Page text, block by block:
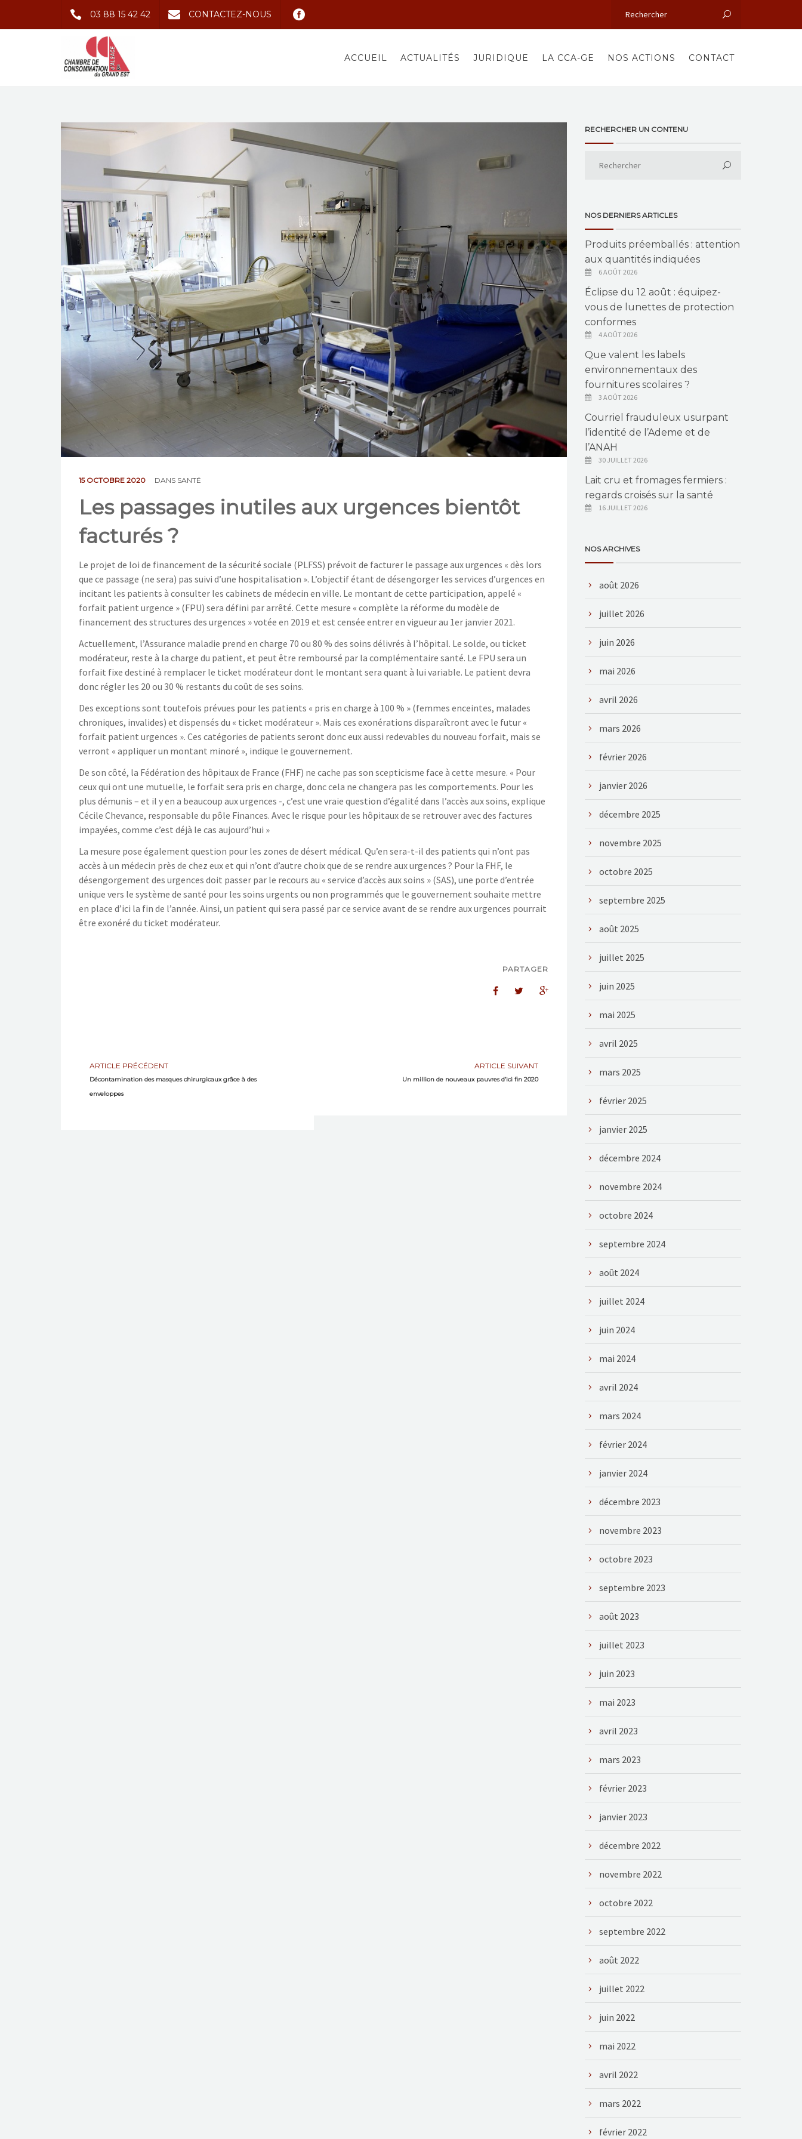
03 88 15 42 42 CONTACTEZ-NOUS
ACCUEIL ACTUALITÉS JURIDIQUE LA CCA-GE NOS ACTIONS CONTACT
15 OCTOBRE 2020 DANS SANTÉ
Les passages inutiles aux urgences bientôt
facturés ?
Le projet de loi de financement de la sécurité sociale (PLFSS) prévoit de facturer le passage aux urgences « dès lors
que ce passage (ne sera) pas suivi d’une hospitalisation ». L’objectif étant de désengorger les services d’urgences en
incitant les patients à consulter les cabinets de médecin en ville. Le montant de cette participation, appelé «
forfait patient urgence » (FPU) sera défini par arrêté. Cette mesure « complète la réforme du modèle de
financement des structures des urgences » votée en 2019 et est censée entrer en vigueur au 1er janvier 2021.
Actuellement, l’Assurance maladie prend en charge 70 ou 80 % des soins délivrés à l’hôpital. Le solde, ou ticket
modérateur, reste à la charge du patient, et peut être remboursé par la complémentaire santé. Le FPU sera un
forfait fixe destiné à remplacer le ticket modérateur dont le montant sera quant à lui variable. Le patient devra
donc régler les 20 ou 30 % restants du coût de ses soins.
Des exceptions sont toutefois prévues pour les patients « pris en charge à 100 % » (femmes enceintes, malades
chroniques, invalides) et dispensés du « ticket modérateur ». Mais ces exonérations disparaîtront avec le futur «
forfait patient urgences ». Ces catégories de patients seront donc eux aussi redevables du nouveau forfait, mais se
verront « appliquer un montant minoré », indique le gouvernement.
De son côté, la Fédération des hôpitaux de France (FHF) ne cache pas son scepticisme face à cette mesure. « Pour
ceux qui ont une mutuelle, le forfait sera pris en charge, donc cela ne changera pas les comportements. Pour les
plus démunis – et il y en a beaucoup aux urgences -, c’est une vraie question d’égalité dans l’accès aux soins, explique
Cécile Chevance, responsable du pôle Finances. Avec le risque pour les hôpitaux de se retrouver avec des factures
impayées, comme c’est déjà le cas aujourd’hui »
La mesure pose également question pour les zones de désert médical. Qu’en sera-t-il des patients qui n’ont pas
accès à un médecin près de chez eux et qui n’ont d’autre choix que de se rendre aux urgences ? Pour la FHF, le
désengorgement des urgences doit passer par le recours au « service d’accès aux soins » (SAS), une porte d’entrée
unique vers le système de santé pour les soins urgents ou non programmés que le gouvernement souhaite mettre
en place d’ici la fin de l’année. Ainsi, un patient qui sera passé par ce service avant de se rendre aux urgences pourrait
être exonéré du ticket modérateur.
PARTAGER
ARTICLE PRÉCÉDENT
Décontamination des masques chirurgicaux grâce à des
enveloppes
ARTICLE SUIVANT
Un million de nouveaux pauvres d’ici fin 2020
RECHERCHER UN CONTENU
NOS DERNIERS ARTICLES
Produits préemballés : attention
aux quantités indiquées
6 AOÛT 2026
Éclipse du 12 août : équipez-
vous de lunettes de protection
conformes
4 AOÛT 2026
Que valent les labels
environnementaux des
fournitures scolaires ?
3 AOÛT 2026
Courriel frauduleux usurpant
l’identité de l’Ademe et de
l’ANAH
30 JUILLET 2026
Lait cru et fromages fermiers :
regards croisés sur la santé
16 JUILLET 2026
NOS ARCHIVES
août 2026
juillet 2026
juin 2026
mai 2026
avril 2026
mars 2026
février 2026
janvier 2026
décembre 2025
novembre 2025
octobre 2025
septembre 2025
août 2025
juillet 2025
juin 2025
mai 2025
avril 2025
mars 2025
février 2025
janvier 2025
décembre 2024
novembre 2024
octobre 2024
septembre 2024
août 2024
juillet 2024
juin 2024
mai 2024
avril 2024
mars 2024
février 2024
janvier 2024
décembre 2023
novembre 2023
octobre 2023
septembre 2023
août 2023
juillet 2023
juin 2023
mai 2023
avril 2023
mars 2023
février 2023
janvier 2023
décembre 2022
novembre 2022
octobre 2022
septembre 2022
août 2022
juillet 2022
juin 2022
mai 2022
avril 2022
mars 2022
février 2022